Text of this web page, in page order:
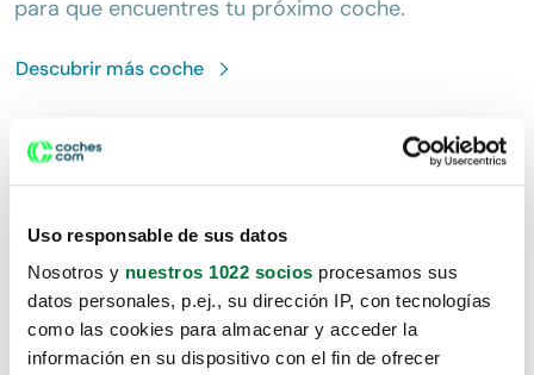
Uso responsable de sus datos
Nosotros y nuestros 1022 socios procesamos sus
datos personales, p.ej., su dirección IP, con tecnologías
como las cookies para almacenar y acceder la
información en su dispositivo con el fin de ofrecer
para que encuentres tu próximo coche.
Descubrir máscoche